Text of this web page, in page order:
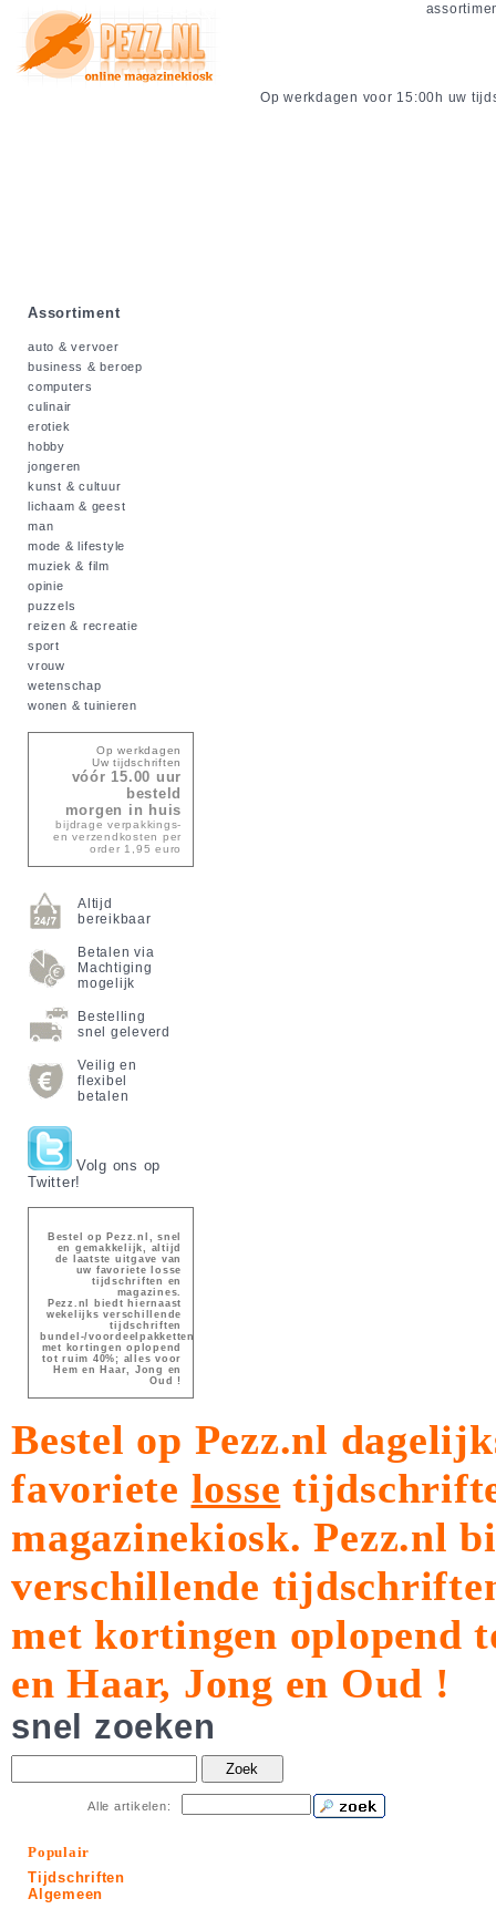
Op werkdagen voor 15:00h uw
Assortiment
auto & vervoer
business & beroep
computers
culinair
erotiek
hobby
jongeren
kunst & cultuur
lichaam & geest
man
mode & lifestyle
muziek & film
opinie
puzzels
reizen & recreatie
sport
vrouw
wetenschap
wonen & tuinieren
Op werkdagen
Uw tijdschriften
vóór 15.00 uur
besteld
morgen in huis
bijdrage verpakkings-
en verzendkosten per
order 1,95 euro
Altijd
bereikbaar
Betalen via
Machtiging
mogelijk
Bestelling
snel geleverd
Veilig en
flexibel
betalen
Volg ons op
Twitter!
Bestel op Pezz.nl, snel
en gemakkelijk, altijd
de laatste uitgave van
uw favoriete losse
tijdschriften en
magazines.
Pezz.nl biedt hiernaast
wekelijks verschillende
tijdschriften
bundel-/voordeelpakketten
met kortingen oplopend
tot ruim 40%; alles voor
Hem en Haar, Jong en
Oud !
Bestel op Pezz.nl
favoriete losse
magazinekiosk.Pezz.nl
verschillende
met kortingen oplopend
en Haar, Jong en Oud !
snel zoeken
Zoek
Alle artikelen:
Populair
Tijdschriften
Algemeen